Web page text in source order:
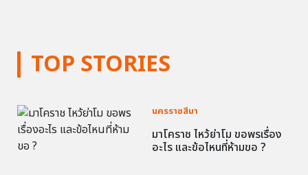
TOP STORIES
นครราชสีมา
มาโคราช ไหว้ย่าโม ขอพรเรื่อง
อะไร และข้อไหนที่ห้ามขอ ?